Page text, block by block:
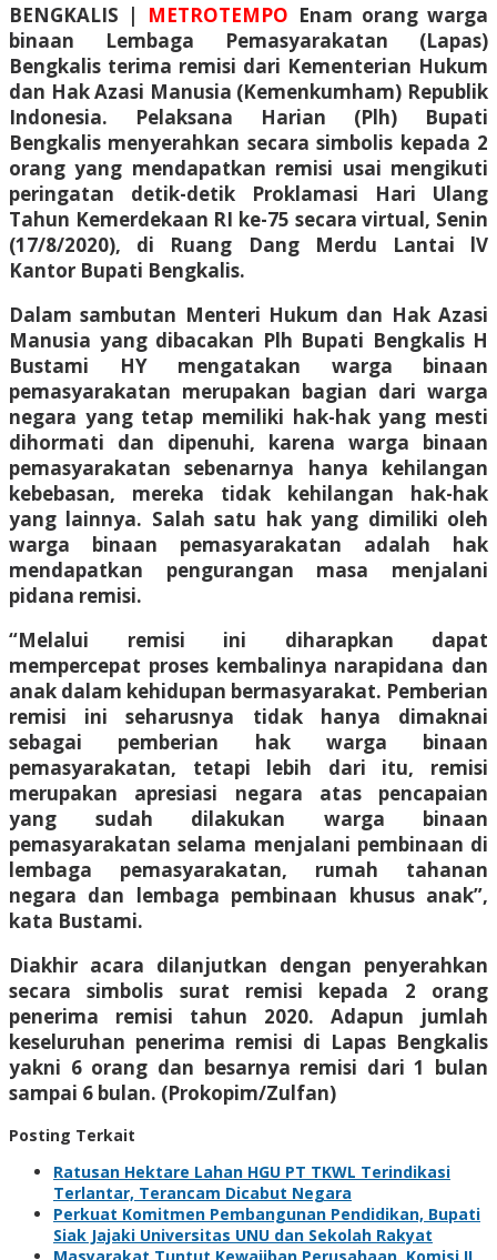
BENGKALIS | METROTEMPO Enam orang warga
binaan Lembaga Pemasyarakatan (Lapas)
Bengkalis terima remisi dari Kementerian Hukum
dan Hak Azasi Manusia (Kemenkumham) Republik
Indonesia. Pelaksana Harian (Plh) Bupati
Bengkalis menyerahkan secara simbolis kepada 2
orang yang mendapatkan remisi usai mengikuti
peringatan detik-detik Proklamasi Hari Ulang
Tahun Kemerdekaan RI ke-75 secara virtual, Senin
(17/8/2020), di Ruang Dang Merdu Lantai lV
Kantor Bupati Bengkalis.
Dalam sambutan Menteri Hukum dan Hak Azasi
Manusia yang dibacakan Plh Bupati Bengkalis H
Bustami HY mengatakan warga binaan
pemasyarakatan merupakan bagian dari warga
negara yang tetap memiliki hak-hak yang mesti
dihormati dan dipenuhi, karena warga binaan
pemasyarakatan sebenarnya hanya kehilangan
kebebasan, mereka tidak kehilangan hak-hak
yang lainnya. Salah satu hak yang dimiliki oleh
warga binaan pemasyarakatan adalah hak
mendapatkan pengurangan masa menjalani
pidana remisi.
“Melalui remisi ini diharapkan dapat
mempercepat proses kembalinya narapidana dan
anak dalam kehidupan bermasyarakat. Pemberian
remisi ini seharusnya tidak hanya dimaknai
sebagai pemberian hak warga binaan
pemasyarakatan, tetapi lebih dari itu, remisi
merupakan apresiasi negara atas pencapaian
yang sudah dilakukan warga binaan
pemasyarakatan selama menjalani pembinaan di
lembaga pemasyarakatan, rumah tahanan
negara dan lembaga pembinaan khusus anak”,
kata Bustami.
Diakhir acara dilanjutkan dengan penyerahkan
secara simbolis surat remisi kepada 2 orang
penerima remisi tahun 2020. Adapun jumlah
keseluruhan penerima remisi di Lapas Bengkalis
yakni 6 orang dan besarnya remisi dari 1 bulan
sampai 6 bulan. (Prokopim/Zulfan)
Posting Terkait
Ratusan Hektare Lahan HGU PT TKWL Terindikasi
Terlantar, Terancam Dicabut Negara
Perkuat Komitmen Pembangunan Pendidikan, Bupati
Siak Jajaki Universitas UNU dan Sekolah Rakyat